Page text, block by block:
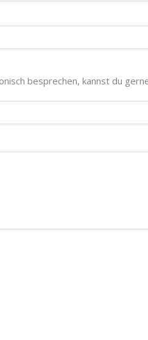
besprechen, kannst du